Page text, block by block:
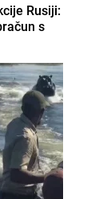
Rusiji:
s